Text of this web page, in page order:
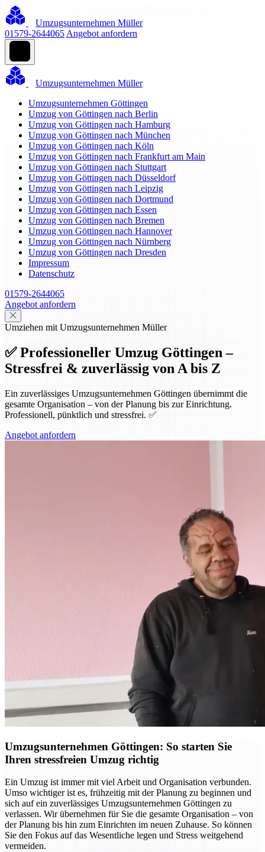
Umzugsunternehmen Müller
01579-2644065 Angebot anfordern
Umzugsunternehmen Müller
Umzugsunternehmen Göttingen
Umzug von Göttingen nach Berlin
Umzug von Göttingen nach Hamburg
Umzug von Göttingen nach München
Umzug von Göttingen nach Köln
Umzug von Göttingen nach Frankfurt am Main
Umzug von Göttingen nach Stuttgart
Umzug von Göttingen nach Düsseldorf
Umzug von Göttingen nach Leipzig
Umzug von Göttingen nach Dortmund
Umzug von Göttingen nach Essen
Umzug von Göttingen nach Bremen
Umzug von Göttingen nach Hannover
Umzug von Göttingen nach Nürnberg
Umzug von Göttingen nach Dresden
Impressum
Datenschutz
01579-2644065
Angebot anfordern
Umziehen mit Umzugsunternehmen Müller
✅ Professioneller Umzug Göttingen –
Stressfrei & zuverlässig von A bis Z
Ein zuverlässiges Umzugsunternehmen Göttingen übernimmt die
gesamte Organisation – von der Planung bis zur Einrichtung.
Professionell, pünktlich und stressfrei. ✅
Angebot anfordern
Umzugsunternehmen Göttingen: So starten Sie
Ihren stressfreien Umzug richtig
Ein Umzug ist immer mit viel Arbeit und Organisation verbunden.
Umso wichtiger ist es, frühzeitig mit der Planung zu beginnen und
sich auf ein zuverlässiges Umzugsunternehmen Göttingen zu
verlassen. Wir übernehmen für Sie die gesamte Organisation – von
der Planung bis hin zum Einrichten im neuen Zuhause. So können
Sie den Fokus auf das Wesentliche legen und Stress weitgehend
vermeiden.